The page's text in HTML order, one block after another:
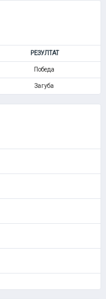
РЕЗУЛТАТ
Победа
Загуба